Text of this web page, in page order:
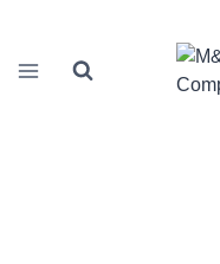
contenido